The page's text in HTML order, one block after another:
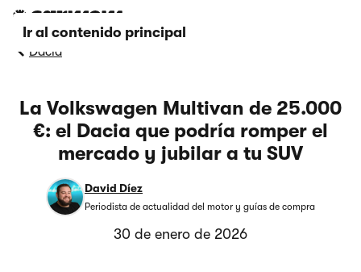
Ir al contenido principal
Dacia
La Volkswagen Multivan de 25.000
€: el Dacia que podría romper el
mercado y jubilar a tu SUV
David Díez
Periodista de actualidad del motor y guías de compra
30 de enero de 2026